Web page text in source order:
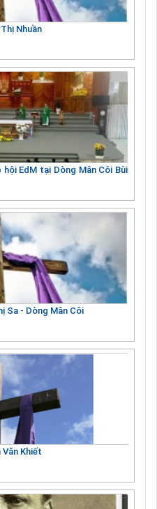
Nhuần
EdM tại Dòng Mân Côi Bùi
Sa - Dòng Mân Côi
Khiết